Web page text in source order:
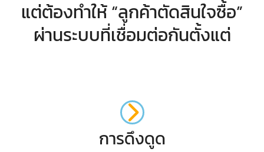
แต่ต้องทำให้ “ลูกค้าตัดสินใจซื้อ”
ผ่านระบบที่เชื่อมต่อกันตั้งแต่
การดึงดูด